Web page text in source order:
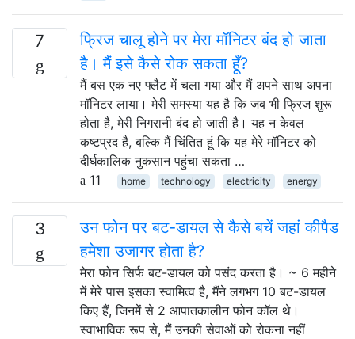
7
फ्रिज चालू होने पर मेरा मॉनिटर बंद हो जाता
है। मैं इसे कैसे रोक सकता हूँ?
मैं बस एक नए फ्लैट में चला गया और मैं अपने साथ अपना
मॉनिटर लाया। मेरी समस्या यह है कि जब भी फ्रिज शुरू
होता है, मेरी निगरानी बंद हो जाती है। यह न केवल
कष्टप्रद है, बल्कि मैं चिंतित हूं कि यह मेरे मॉनिटर को
दीर्घकालिक नुकसान पहुंचा सकता …
11
home technology electricity energy
3
उन फोन पर बट-डायल से कैसे बचें जहां कीपैड
हमेशा उजागर होता है?
मेरा फोन सिर्फ बट-डायल को पसंद करता है। ~ 6 महीने
में मेरे पास इसका स्वामित्व है, मैंने लगभग 10 बट-डायल
किए हैं, जिनमें से 2 आपातकालीन फोन कॉल थे।
स्वाभाविक रूप से, मैं उनकी सेवाओं को रोकना नहीं